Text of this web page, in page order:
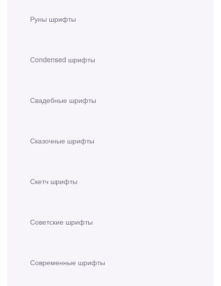
Руны шрифты
Сondensed шрифты
Свадебные шрифты
Сказочные шрифты
Скетч шрифты
Советские шрифты
Современные шрифты